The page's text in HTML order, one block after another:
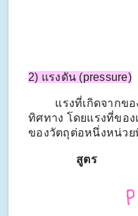
2) แรงดัน (pressure)
แรงที่เกิดจากของ
ทิศทาง โดยแรงที่ของ
ของวัตถุต่อหนึ่งหน่ว
สูตร